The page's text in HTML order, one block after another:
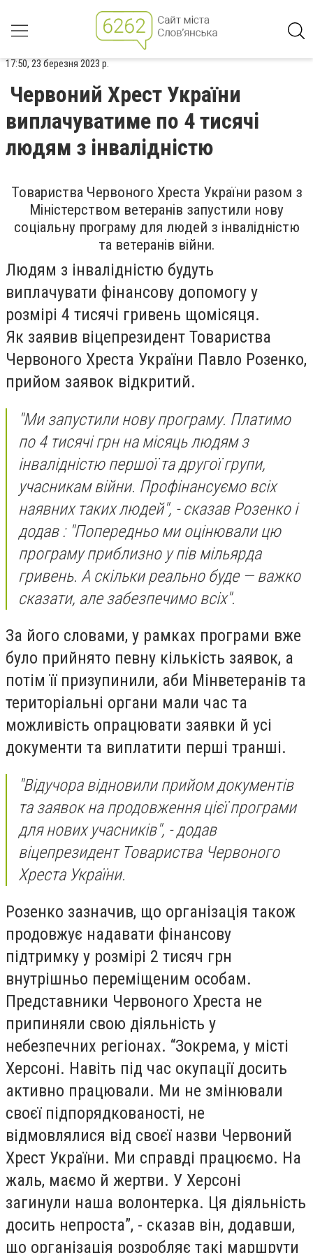
17:50, 23 березня 2023 р.
Червоний Хрест України
виплачуватиме по 4 тисячі
людям з інвалідністю
Товариства Червоного Хреста України разом з
Міністерством ветеранів запустили нову
соціальну програму для людей з інвалідністю
та ветеранів війни.
Людям з інвалідністю будуть
виплачувати фінансову допомогу у
розмірі 4 тисячі гривень щомісяця.
Як заявив віцепрезидент Товариства
Червоного Хреста України Павло Розенко,
прийом заявок відкритий.
"Ми запустили нову програму. Платимо
по 4 тисячі грн на місяць людям з
інвалідністю першої та другої групи,
учасникам війни. Профінансуємо всіх
наявних таких людей", - сказав Розенко і
додав : "Попередньо ми оцінювали цю
програму приблизно у пів мільярда
гривень. А скільки реально буде — важко
сказати, але забезпечимо всіх".
За його словами, у рамках програми вже
було прийнято певну кількість заявок, а
потім її призупинили, аби Мінветеранів та
територіальні органи мали час та
можливість опрацювати заявки й усі
документи та виплатити перші транші.
"Відучора відновили прийом документів
та заявок на продовження цієї програми
для нових учасників", - додав
віцепрезидент Товариства Червоного
Хреста України.
Розенко зазначив, що організація також
продовжує надавати фінансову
підтримку у розмірі 2 тисяч грн
внутрішньо переміщеним особам.
Представники Червоного Хреста не
припиняли свою діяльність у
небезпечних регіонах. “Зокрема, у місті
Херсоні. Навіть під час окупації досить
активно працювали. Ми не змінювали
своєї підпорядкованості, не
відмовлялися від своєї назви Червоний
Хрест України. Ми справді працюємо. На
жаль, маємо й жертви. У Херсоні
загинули наша волонтерка. Ця діяльність
досить непроста”, - сказав він, додавши,
що організація розробляє такі маршрути